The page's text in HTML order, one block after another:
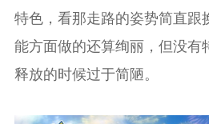
特色，看那走路的姿势简直跟
能方面做的还算绚丽，但没有
释放的时候过于简陋。